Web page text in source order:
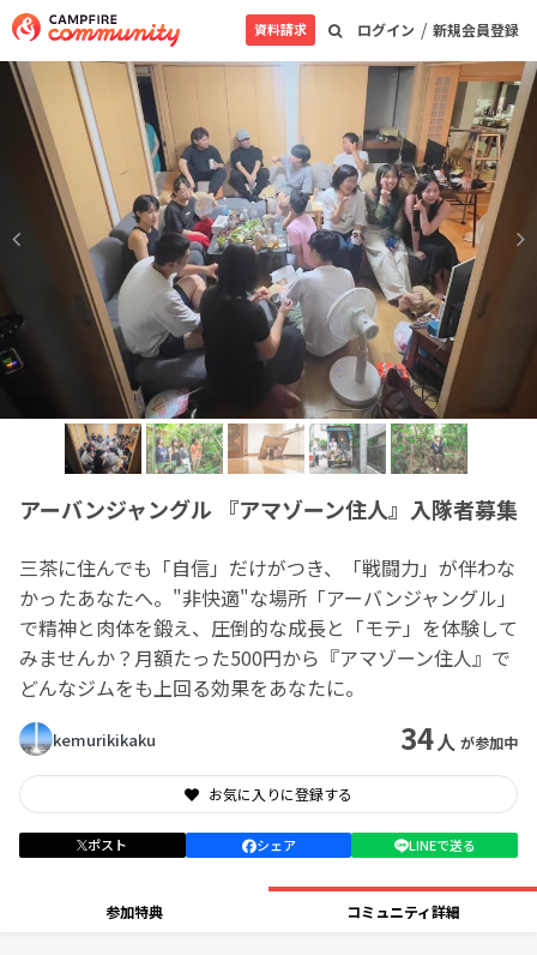
ログイン / 新規会員登録
資料請求
アーバンジャングル 『アマゾーン住人』入隊者募集
三茶に住んでも「自信」だけがつき、「戦闘力」が伴わな
かったあなたへ。"非快適"な場所「アーバンジャングル」
で精神と肉体を鍛え、圧倒的な成長と「モテ」を体験して
みませんか？月額たった500円から『アマゾーン住人』で
どんなジムをも上回る効果をあなたに。
kemurikikaku 34人 が参加中
お気に入りに登録する
ポスト シェア LINEで送る
参加特典 コミュニティ詳細